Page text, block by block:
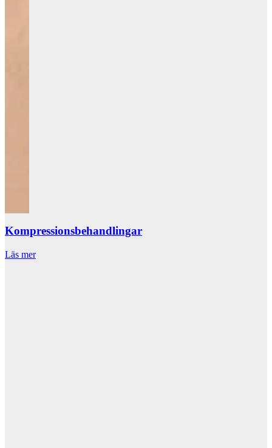
Kompressionsbehandlingar
Läs mer